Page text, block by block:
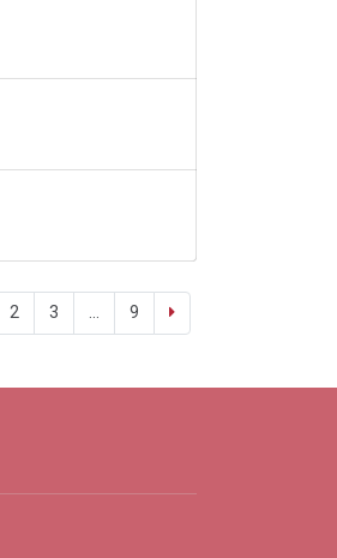
2 3 ... 9